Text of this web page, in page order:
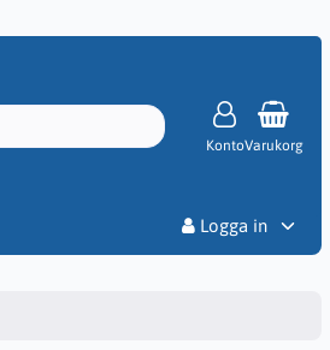
KontoVarukorg
Logga in